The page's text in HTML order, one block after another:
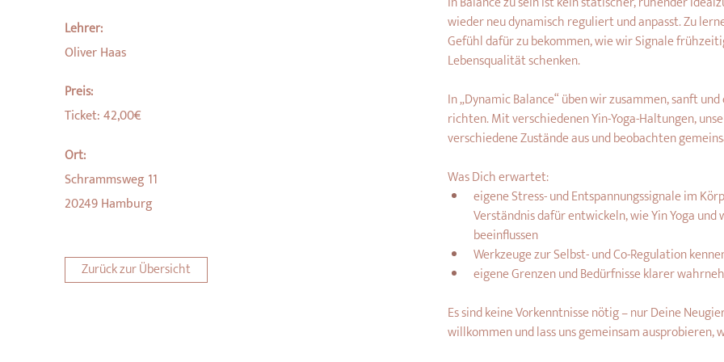
Lehrer:
Oliver Haas
Preis:
Ticket: 42,00€
Ort:
Schrammsweg 11
20249 Hamburg
Zurück zur Übersicht
wieder neu dynamisch reguliert und anpasst. Zu
Gefühl dafür zu bekommen, wie wir Signale
Lebensqualität schenken.
In „Dynamic Balance“ üben wir zusammen, sanft
richten. Mit verschiedenen Yin-Yoga-Haltungen,
verschiedene Zustände aus und beobachten
Was Dich erwartet:
eigene Stress- und Entspannungssignale im
Verständnis dafür entwickeln, wie Yin Yoga
beeinflussen
Werkzeuge zur Selbst- und Co-Regulation
eigene Grenzen und Bedürfnisse klarer
Es sind keine Vorkenntnisse nötig – nur Deine
willkommen und lass uns gemeinsam